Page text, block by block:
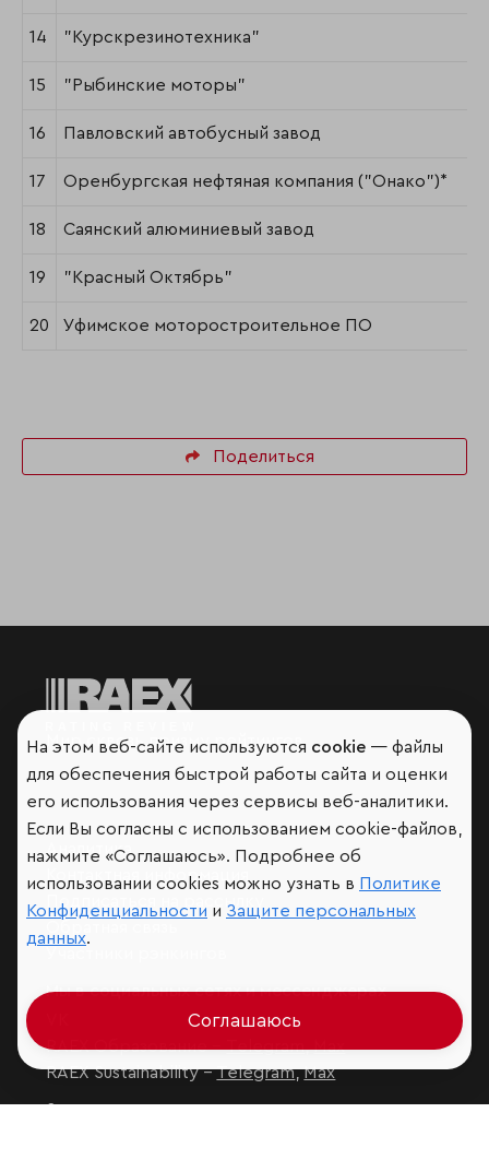
14 "Курскрезинотехника"
15 "Рыбинские моторы"
16 Павловский автобусный завод
17 Оренбургская нефтяная компания ("Онако")*
18 Саянский алюминиевый завод
19 "Красный Октябрь"
20 Уфимское моторостроительное ПО
Поделиться
Мир сквозь призму рейтингов
Аналитика
Контактная информация
Подписаться на рассылку
Мы в социальных сетях и мессенджерах
RAEX Образование –Telegram,Max
RAEX Sustainability –Telegram,Max
Защита персональных данных
На этом веб-сайте используются cookie — файлы
для обеспечения быстрой работы сайта и оценки
его использования через сервисы веб-аналитики.
Если Вы согласны с использованием cookie-файлов,
нажмите «Соглашаюсь». Подробнее об
использовании cookies можно узнать в Политике
Конфиденциальности и Защите персональных
данных.
Соглашаюсь